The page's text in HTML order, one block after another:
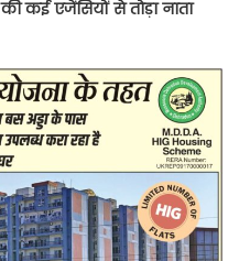
की कई एजेंसियों से तोड़ा नाता